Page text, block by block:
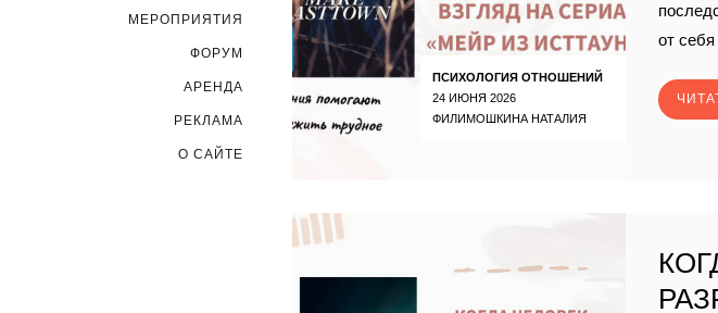
МЕРОПРИЯТИЯ
ФОРУМ
АРЕНДА
РЕКЛАМА
О САЙТЕ
ПСИХОЛОГИЯ ОТНОШЕНИЙ
24 ИЮНЯ 2026
ФИЛИМОШКИНА НАТАЛИЯ
от себя